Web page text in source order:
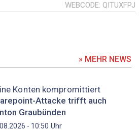
WEBCODE QITUXFPJ
» MEHR NEWS
Konten kompromittiert
Attacke trifft auch
Graubünden
- 10:50 Uhr